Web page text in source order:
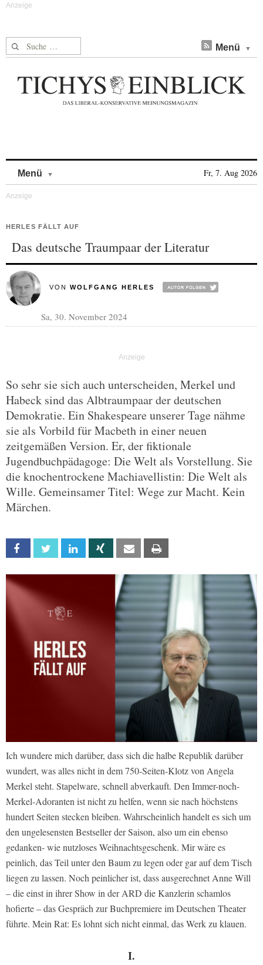
Suche nach: Menü
Menü Fr, 7. Aug 2026
HERLES FÄLLT AUF
Das deutsche Traumpaar der Literatur
VON WOLFGANG HERLES
Sa, 30. November 2024
So sehr sie sich auch unterscheiden, Merkel und
Habeck sind das Albtraumpaar der deutschen
Demokratie. Ein Shakespeare unserer Tage nähme
sie als Vorbild für Macbeth in einer neuen
zeitgemäßen Version. Er, der fiktionale
Jugendbuchpädagoge: Die Welt als Vorstellung. Sie
die knochentrockene Machiavellistin: Die Welt als
Wille. Gemeinsamer Titel: Wege zur Macht. Kein
Märchen.
Facebook Twitter Linkedin Xing Email
Ich wundere mich darüber, dass sich die halbe Republik darüber
wundert, was alles nicht in dem 750-Seiten-Klotz von Angela
Merkel steht. Stapelware, schnell abverkauft. Den Immer-noch-
Merkel-Adoranten ist nicht zu helfen, wenn sie nach höchstens
hundert Seiten stecken bleiben. Wahrscheinlich handelt es sich um
den ungelesensten Bestseller der Saison, also um ein ebenso
gedanken- wie nutzloses Weihnachtsgeschenk. Mir wäre es
peinlich, das Teil unter den Baum zu legen oder gar auf dem Tisch
liegen zu lassen. Noch peinlicher ist, dass ausgerechnet Anne Will
– die einst in ihrer Show in der ARD die Kanzlerin schamlos
hofierte – das Gespräch zur Buchpremiere im Deutschen Theater
führte. Mein Rat: Es lohnt sich nicht einmal, das Werk zu klauen.
I.